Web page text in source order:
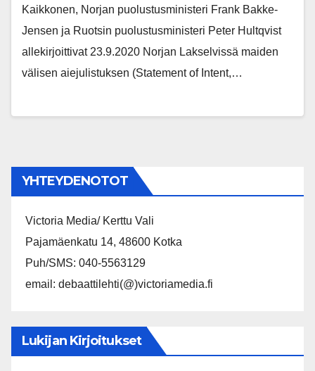
Kaikkonen, Norjan puolustusministeri Frank Bakke-
Jensen ja Ruotsin puolustusministeri Peter Hultqvist
allekirjoittivat 23.9.2020 Norjan Lakselvissä maiden
välisen aiejulistuksen (Statement of Intent,…
YHTEYDENOTOT
Victoria Media/ Kerttu Vali
Pajamäenkatu 14, 48600 Kotka
Puh/SMS: 040-5563129
email: debaattilehti(@)victoriamedia.fi
Lukijan Kirjoitukset